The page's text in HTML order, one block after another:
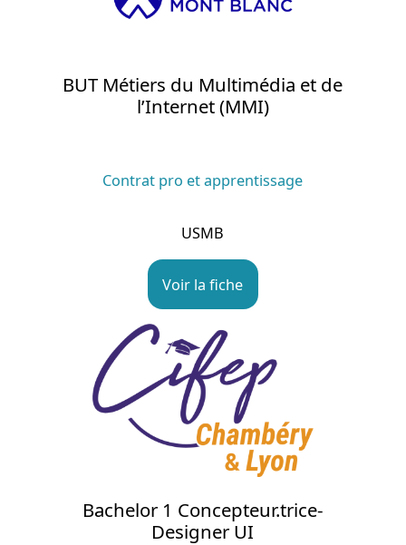
BUT Métiers du Multimédia et de
l’Internet (MMI)
Contrat pro et apprentissage
USMB
Voir la fiche
Bachelor 1 Concepteur.trice-
Designer UI